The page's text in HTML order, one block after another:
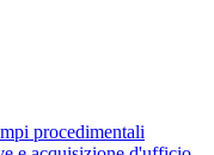
procedimentali